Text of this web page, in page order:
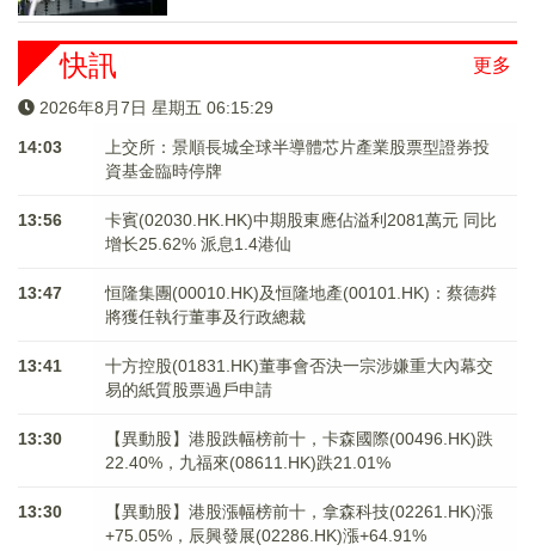
更多
快訊
2026年8月7日 星期五 06:15:29
14:03
上交所：景順長城全球半導體芯片產業股票型證券投
資基金臨時停牌
13:56
卡賓(02030.HK.HK)中期股東應佔溢利2081萬元 同比
增长25.62% 派息1.4港仙
13:47
恒隆集團(00010.HK)及恒隆地產(00101.HK)：蔡德粦
將獲任執行董事及行政總裁
13:41
十方控股(01831.HK)董事會否決一宗涉嫌重大內幕交
易的紙質股票過戶申請
13:30
【異動股】港股跌幅榜前十，卡森國際(00496.HK)跌
22.40%，九福來(08611.HK)跌21.01%
13:30
【異動股】港股漲幅榜前十，拿森科技(02261.HK)漲
+75.05%，辰興發展(02286.HK)漲+64.91%